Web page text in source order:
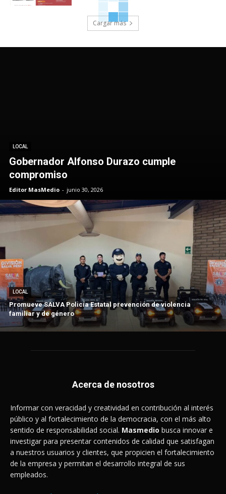
Cargar más
LOCAL
Gobernador Alfonso Durazo cumple
compromiso
Editor MasMedio - junio 30, 2026
LOCAL
Promueve SALVA Policía Estatal prevención de violencia
familiar y de género
Acerca de nosotros
Informar con veracidad y creatividad en contribución al interés
público y al fortalecimiento de la democracia, con el más alto
sentido de responsabilidad social. Masmedio busca innovar e
investigar para presentar contenidos de calidad que satisfagan
a nuestros usuarios y clientes, que propicien el fortalecimiento
de la empresa y permitan el desarrollo integral de sus
empleados.